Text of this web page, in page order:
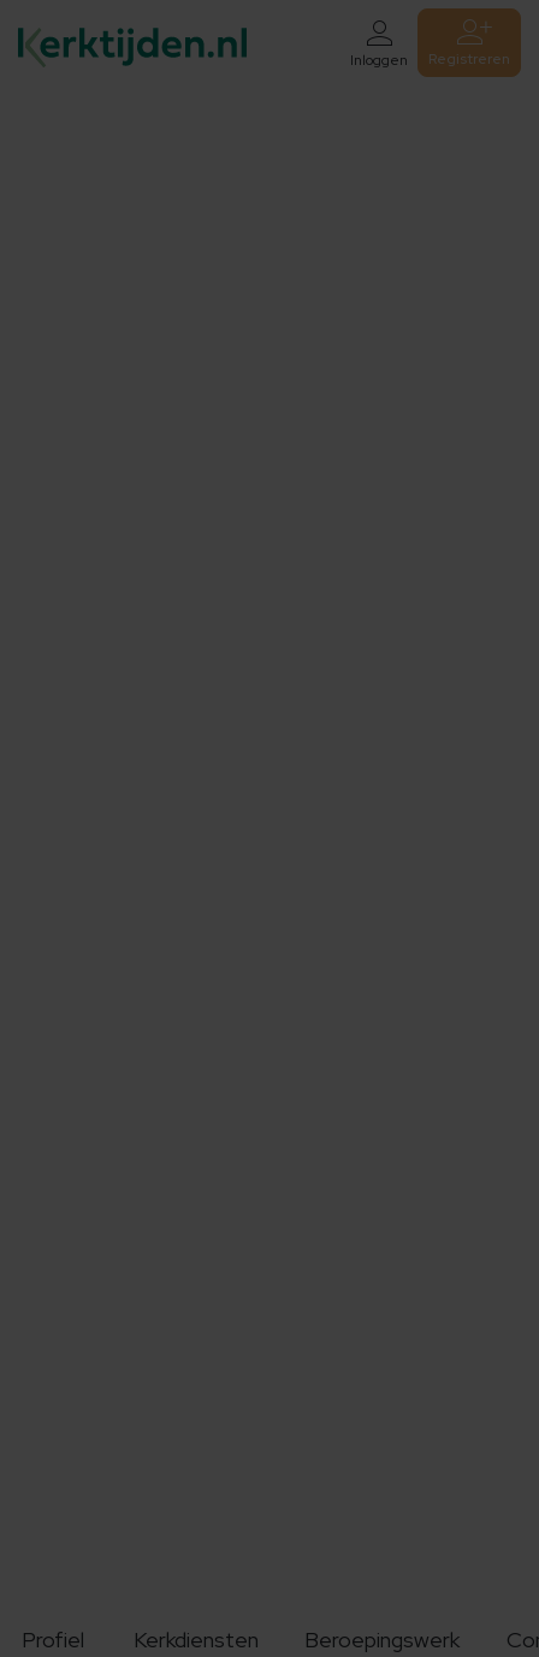
Inloggen Registreren
Profiel Kerkdiensten Beroepingswerk